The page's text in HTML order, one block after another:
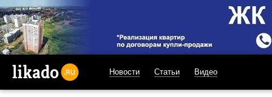
Новости Статьи Видео